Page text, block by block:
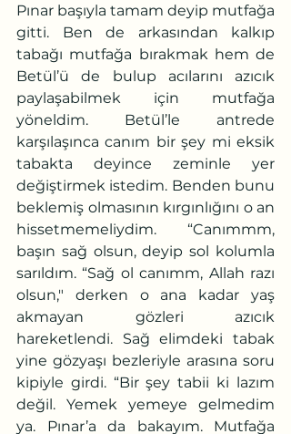
Pınar başıyla tamam deyip mutfağa
gitti. Ben de arkasından kalkıp
tabağı mutfağa bırakmak hem de
Betül’ü de bulup acılarını azıcık
paylaşabilmek için mutfağa
yöneldim. Betül’le antrede
karşılaşınca canım bir şey mi eksik
tabakta deyince zeminle yer
değiştirmek istedim. Benden bunu
beklemiş olmasının kırgınlığını o an
hissetmemeliydim. “Canımmm,
başın sağ olsun, deyip sol kolumla
sarıldım. “Sağ ol canımm, Allah razı
olsun," derken o ana kadar yaş
akmayan gözleri azıcık
hareketlendi. Sağ elimdeki tabak
yine gözyaşı bezleriyle arasına soru
kipiyle girdi. “Bir şey tabii ki lazım
değil. Yemek yemeye gelmedim
ya. Pınar’a da bakayım. Mutfağa